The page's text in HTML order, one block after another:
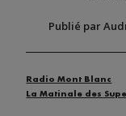
Publié par
Radio Mont Blanc
La Matinale des